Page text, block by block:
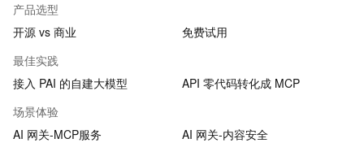
产品选型
开源 vs 商业
免费试用
最佳实践
接入 PAI 的自建大模型
API 零代码转化成 MCP
场景体验
AI 网关-MCP服务
AI 网关-内容安全